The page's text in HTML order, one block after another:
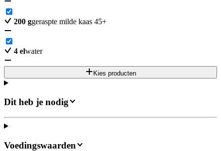
200 ggeraspte milde kaas 45+
4 elwater
Kies producten
Dit heb je nodig
Voedingswaarden